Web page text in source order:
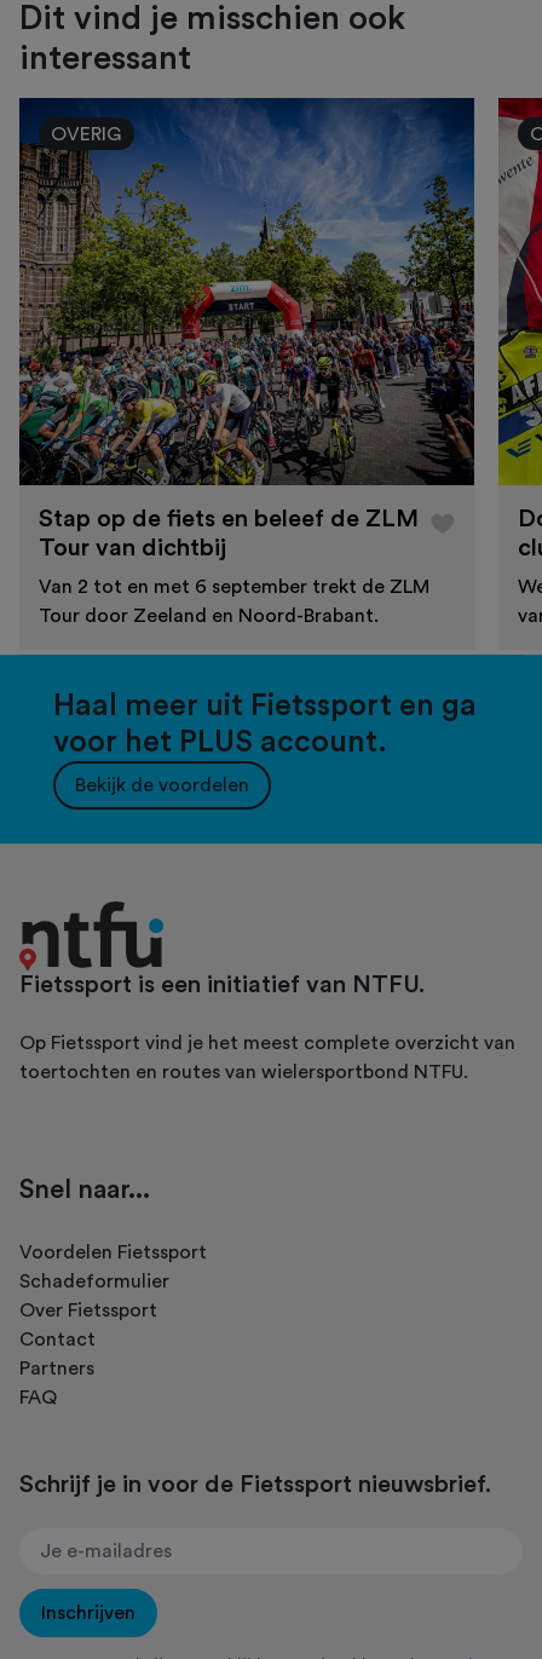
Dit vind je misschien ook
interessant
OVERIG
Stap op de fiets en beleef de ZLM
Tour van dichtbij
Van 2 tot en met 6 september trekt de ZLM
Tour door Zeeland en Noord-Brabant.
Haal meer uit Fietssport en ga
voor het PLUS account.
Bekijk de voordelen
Fietssport is een initiatief van NTFU.
Op Fietssport vind je het meest complete overzicht van
toertochten en routes van wielersportbond NTFU.
Snel naar...
Voordelen Fietssport
Schadeformulier
Over Fietssport
Contact
Partners
FAQ
Schrijf je in voor de Fietssport nieuwsbrief.
Inschrijven